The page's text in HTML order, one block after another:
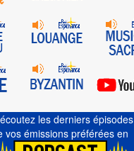
les derniers épisodes
vos émissions préférées en